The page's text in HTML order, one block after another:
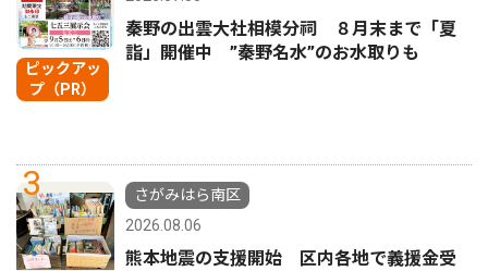
ピックアッ
プ（PR）
秦野の出雲大社相模分祠 ８月末まで「夏
詣」開催中 ”秦野名水”のお水取りも
3
さがみはら南区
2026.08.06
熊本地震の支援開始 区内各地で義援金受